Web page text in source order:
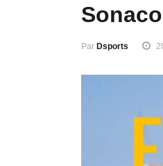
Par Dsports